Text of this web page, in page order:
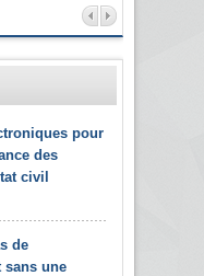
pour
des
civil
de
sans une